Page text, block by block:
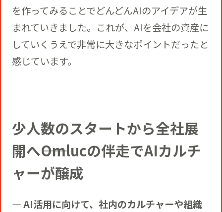
を作ってみることでどんどんAIのアイデアが生
まれていきました。これが、AIを会社の資産に
していくうえで非常に大きなポイントだったと
感じています。
少人数のスタートから全社展
開へ――Omlucの伴走でAIカルチ
ャーが醸成
― AI活用に向けて、社内のカルチャーや組織